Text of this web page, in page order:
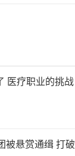
医疗职业的挑战
被悬赏通缉 打破